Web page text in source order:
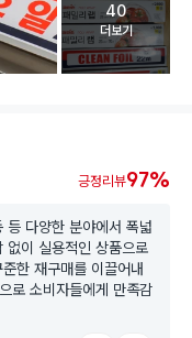
고객 리뷰
40
더보기
긍정리뷰97%
다양한 분야에서 폭넓
없이 실용적인 상품으로
한 재구매를 이끌어내
로 소비자들에게 만족감